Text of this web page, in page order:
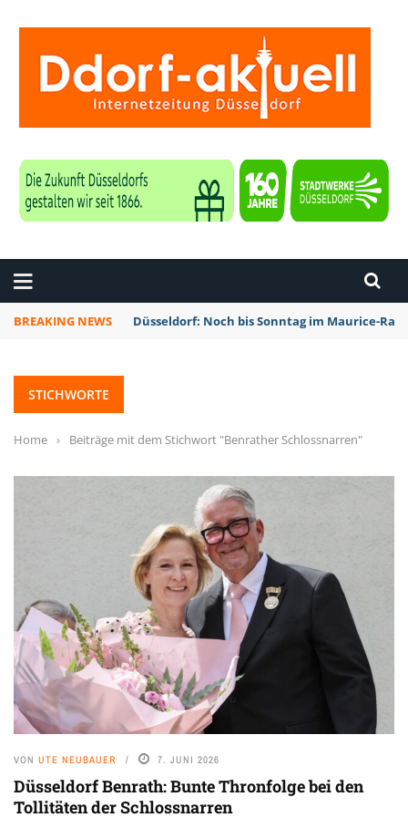
BREAKING NEWS Düsseldorf: Noch bis Sonntag im Maurice-
STICHWORTE
Home › Beiträge mit dem Stichwort "Benrather Schlossnarren"
VON UTE NEUBAUER 7. JUNI 2026
Düsseldorf Benrath: Bunte Thronfolge bei den
Tollitäten der Schlossnarren